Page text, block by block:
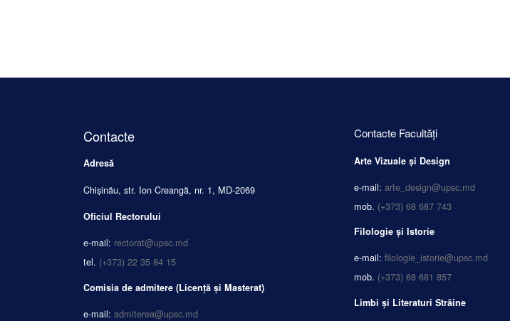
Contacte
Adresă
Chișinău, str. Ion Creangă, nr. 1, MD-2069
Oficiul Rectorului
e-mail: rectorat@upsc.md
tel. (+373) 22 35 84 15
Comisia de admitere (Licență și Masterat)
e-mail: admiterea@upsc.md
Contacte Facultăți
Arte Vizuale și Design
e-mail: arte_design@upsc.md
mob. (+373) 68 687 743
Filologie și Istorie
e-mail: filologie_istorie@upsc.md
mob. (+373) 68 681 857
Limbi și Literaturi Străine